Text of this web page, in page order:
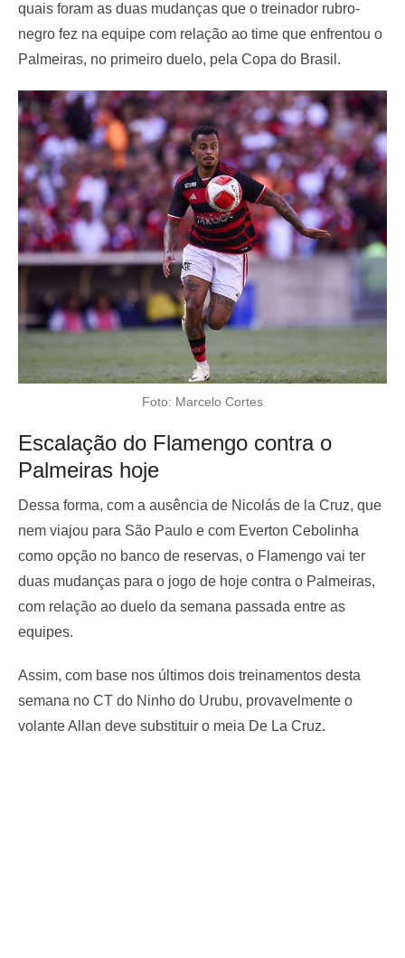
quais foram as duas mudanças que o treinador rubro-
negro fez na equipe com relação ao time que enfrentou o
Palmeiras, no primeiro duelo, pela Copa do Brasil.
Foto: Marcelo Cortes
Escalação do Flamengo contra o
Palmeiras hoje
Dessa forma, com a ausência de Nicolás de la Cruz, que
nem viajou para São Paulo e com Everton Cebolinha
como opção no banco de reservas, o Flamengo vai ter
duas mudanças para o jogo de hoje contra o Palmeiras,
com relação ao duelo da semana passada entre as
equipes.
Assim, com base nos últimos dois treinamentos desta
semana no CT do Ninho do Urubu, provavelmente o
volante Allan deve substituir o meia De La Cruz.